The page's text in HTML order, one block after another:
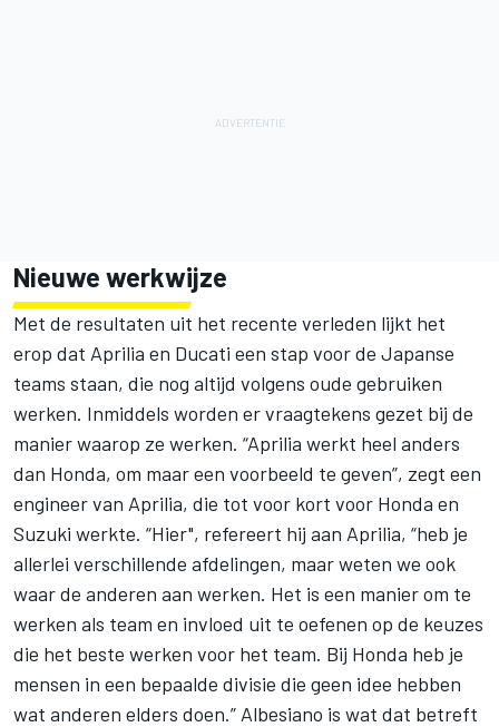
Nieuwe werkwijze
Met de resultaten uit het recente verleden lijkt het
erop dat Aprilia en Ducati een stap voor de Japanse
teams staan, die nog altijd volgens oude gebruiken
werken. Inmiddels worden er vraagtekens gezet bij de
manier waarop ze werken. “Aprilia werkt heel anders
dan Honda, om maar een voorbeeld te geven”, zegt een
engineer van Aprilia, die tot voor kort voor Honda en
Suzuki werkte. “Hier", refereert hij aan Aprilia, “heb je
allerlei verschillende afdelingen, maar weten we ook
waar de anderen aan werken. Het is een manier om te
werken als team en invloed uit te oefenen op de keuzes
die het beste werken voor het team. Bij Honda heb je
mensen in een bepaalde divisie die geen idee hebben
wat anderen elders doen.” Albesiano is wat dat betreft